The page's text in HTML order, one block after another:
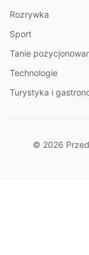
Rozrywka
Sport
Tanie
Technologie
Turystyka i
© 2026